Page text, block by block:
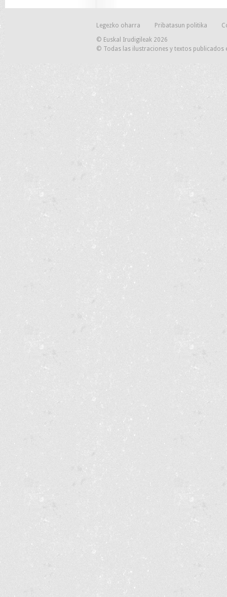
Legezko oharra Pribatasun politika
© Euskal Irudigileak 2026
© Todas las ilustraciones y textos publicados